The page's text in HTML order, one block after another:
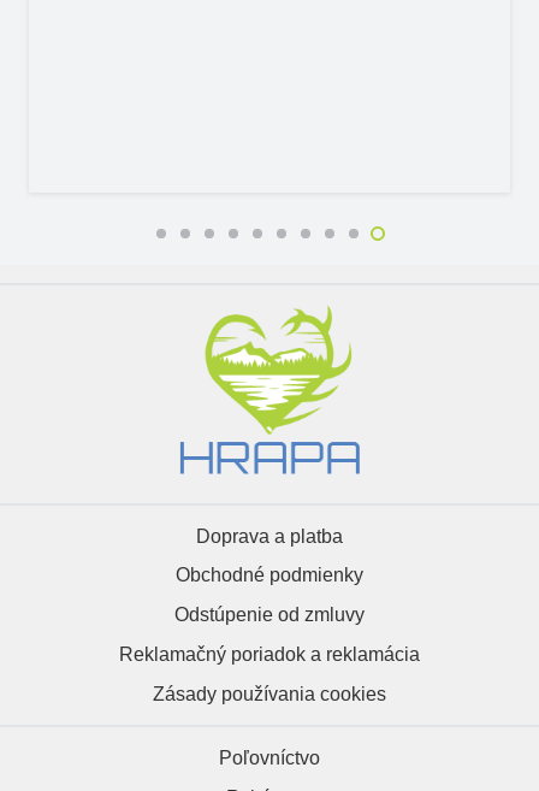
Doprava a platba
Obchodné podmienky
Odstúpenie od zmluvy
Reklamačný poriadok a reklamácia
Zásady používania cookies
Poľovníctvo